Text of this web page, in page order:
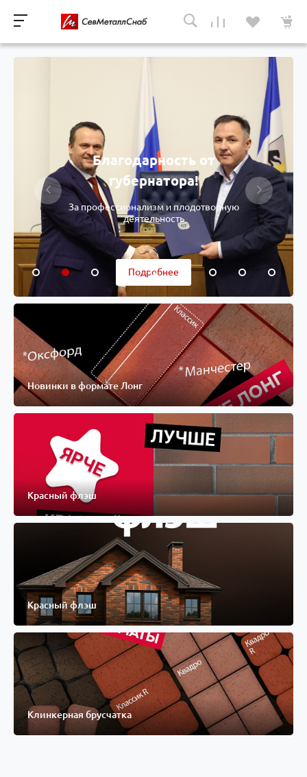
Благодарность от
губернатора!
За профессионализм и плодотворную
деятельность
Подробнее
Новинки в формате Лонг
Красный флэш
Красный флэш
Клинкерная брусчатка